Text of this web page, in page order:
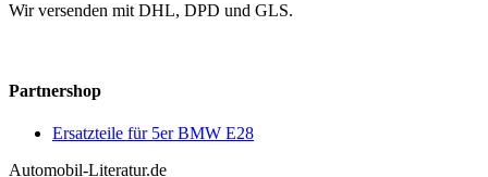
Wir versenden mit DHL, DPD und GLS.
Partnershop
Ersatzteile für 5er BMW E28
Automobil-Literatur.de